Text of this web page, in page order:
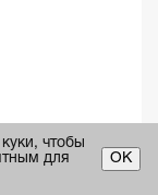
чтобы
для
ОК